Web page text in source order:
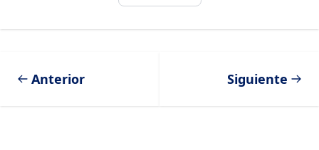
Anterior Siguiente